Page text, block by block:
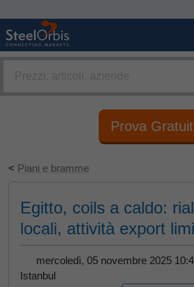
Prova
< Piani e bramme
Egitto, coils a caldo:
locali, attività export
mercoledì, 05 novembre 2025
Istanbul